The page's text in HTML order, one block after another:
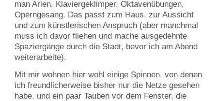
man Arien, Klaviergeklimper, Oktavenübungen,
Operngesang. Das passt zum Haus, zur Aussicht
und zum künstlerischen Anspruch (aber manchmal
muss ich davor fliehen und mache ausgedehnte
Spaziergänge durch die Stadt, bevor ich am Abend
weiterarbeite).
Mit mir wohnen hier wohl einige Spinnen, von denen
ich freundlicherweise bisher nur die Netze gesehen
habe, und ein paar Tauben vor dem Fenster, die